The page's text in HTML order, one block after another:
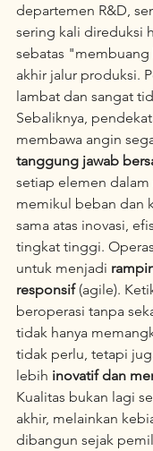
departemen R&D,
sering kali direduksi
sebatas
akhir jalur produksi.
lambat dan sangat
Sebaliknya,
membawa angin
tanggung jawab
setiap elemen dalam
memikul beban dan
sama atas inovasi,
tingkat tinggi.
untuk menjadi
responsif (agile).
beroperasi tanpa
tidak hanya
tidak perlu, tetapi
lebih inovatif dan
Kualitas bukan lagi
akhir, melainkan
dibangun sejak